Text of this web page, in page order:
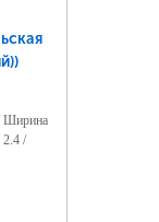
Ширина
2.4 /